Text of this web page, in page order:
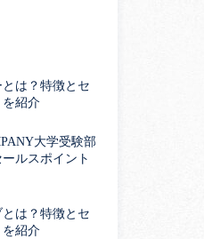
は？特徴とセ
を紹介
大学受験部
ルスポイント
は？特徴とセ
を紹介